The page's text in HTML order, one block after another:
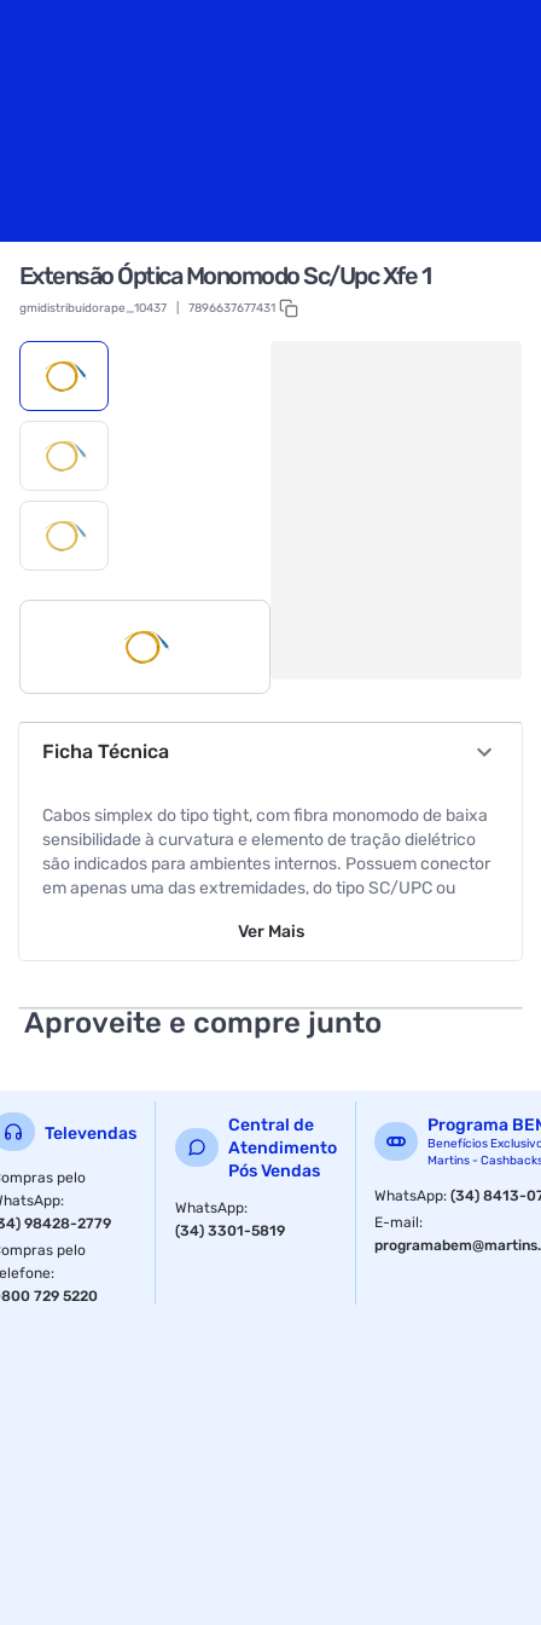
Extensão Óptica Monomodo Sc/Upc Xfe 1
gmidistribuidorape_10437 7896637677431
Ficha Técnica
Cabos simplex do tipo tight, com fibra monomodo de baixa
sensibilidade à curvatura e elemento de tração dielétrico
são indicados para ambientes internos. Possuem conector
em apenas uma das extremidades, do tipo SC/UPC ou
garante uma proteção contra propagação de fogo.
Características:
Modelo: 4830048
»
Distribuição de sinais ópticos
»
Ver Mais
Aproveite e compre junto
Televendas
pelo
:
98428-2779
pelo
:
729 5220
Central de
Atendimento
Pós Vendas
WhatsApp:
(34) 3301-5819
Programa
Benefícios
Martins -
WhatsApp:(34) 8413-
E-mail: